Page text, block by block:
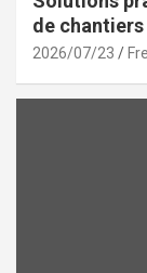
de chantiers
2026/07/23